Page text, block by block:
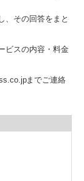
、その回答をまと
ビスの内容・料金
までご連絡